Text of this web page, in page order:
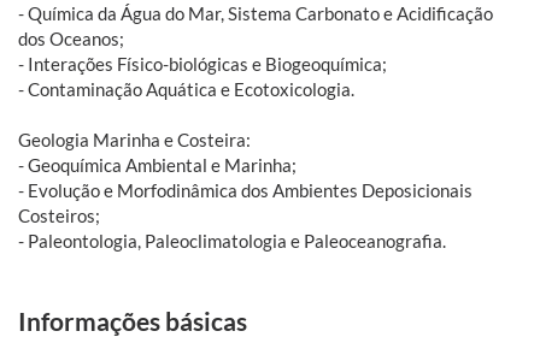
- Química da Água do Mar, Sistema Carbonato e Acidificação
dos Oceanos;
- Interações Físico-biológicas e Biogeoquímica;
- Contaminação Aquática e Ecotoxicologia.
Geologia Marinha e Costeira:
- Geoquímica Ambiental e Marinha;
- Evolução e Morfodinâmica dos Ambientes Deposicionais
Costeiros;
- Paleontologia, Paleoclimatologia e Paleoceanografia.
Informações básicas